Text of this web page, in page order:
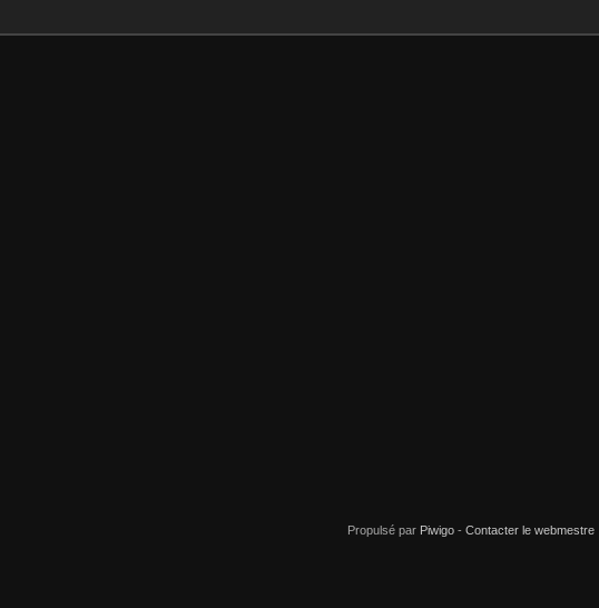
Propulsé par Piwigo - Contacter le webmestre